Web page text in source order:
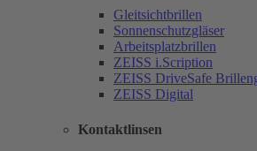
Gleitsichtbrillen
Sonnenschutzgläser
Arbeitsplatzbrillen
ZEISS i.Scription
ZEISS DriveSafe
ZEISS Digital
Kontaktlinsen